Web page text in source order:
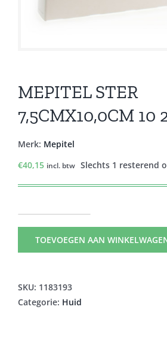
MEPITEL STER
7,5CMX10,0CM 10
Merk: Mepitel
€40,15 incl. btw Slechts 1 resterend
STER
7,5CMX10,0CM
TOEVOEGEN AAN
SKU: 1183193
Categorie: Huid